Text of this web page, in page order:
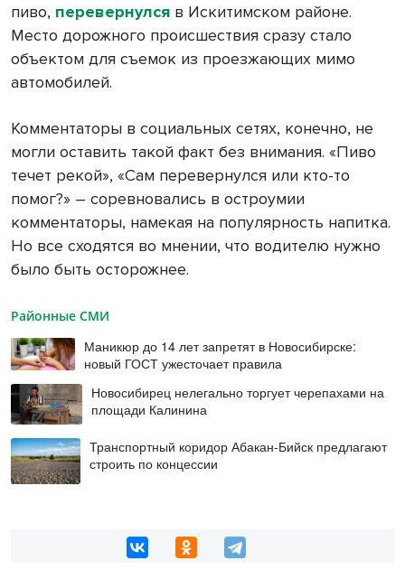
пиво, перевернулся в Искитимском районе.
Место дорожного происшествия сразу стало
объектом для съемок из проезжающих мимо
автомобилей.
Комментаторы в социальных сетях, конечно, не
могли оставить такой факт без внимания. «Пиво
течет рекой», «Сам перевернулся или кто-то
помог?» – соревновались в остроумии
комментаторы, намекая на популярность напитка.
Но все сходятся во мнении, что водителю нужно
было быть осторожнее.
Районные СМИ
Маникюр до 14 лет запретят в Новосибирске:
новый ГОСТ ужесточает правила
Новосибирец нелегально торгует черепахами на
площади Калинина
Транспортный коридор Абакан-Бийск предлагают
строить по концессии